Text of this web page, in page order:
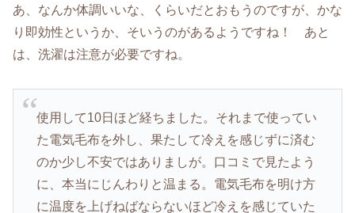
あ、なんか体調いいな、くらいだとおもうのですが、かな
り即効性というか、そいうのがあるようですね！ あと
は、洗濯は注意が必要ですね。
使用して10日ほど経ちました。それまで使ってい
た電気毛布を外し、果たして冷えを感じずに済む
のか少し不安ではありましが。口コミで見たよう
に、本当にじんわりと温まる。電気毛布を明け方
に温度を上げねばならないほど冷えを感じていた